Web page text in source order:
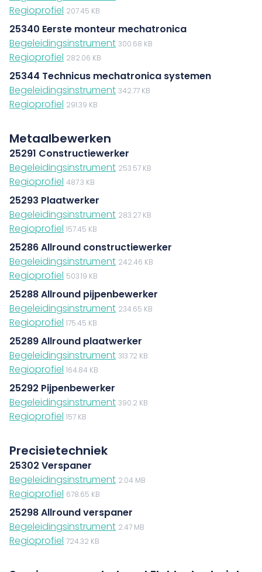
Regioprofiel 207.45 KB
25340 Eerste monteur mechatronica
Begeleidingsinstrument 300.68 KB
Regioprofiel 282.06 KB
25344 Technicus mechatronica systemen
Begeleidingsinstrument 342.77 KB
Regioprofiel 291.39 KB
Metaalbewerken
25291 Constructiewerker
Begeleidingsinstrument 253.57 KB
Regioprofiel 487.3 KB
25293 Plaatwerker
Begeleidingsinstrument 283.27 KB
Regioprofiel 157.45 KB
25286 Allround constructiewerker
Begeleidingsinstrument 242.46 KB
Regioprofiel 503.19 KB
25288 Allround pijpenbewerker
Begeleidingsinstrument 234.65 KB
Regioprofiel 175.45 KB
25289 Allround plaatwerker
Begeleidingsinstrument 313.72 KB
Regioprofiel 164.84 KB
25292 Pijpenbewerker
Begeleidingsinstrument 390.2 KB
Regioprofiel 157 KB
Precisietechniek
25302 Verspaner
Begeleidingsinstrument 2.04 MB
Regioprofiel 678.65 KB
25298 Allround verspaner
Begeleidingsinstrument 2.47 MB
Regioprofiel 724.32 KB